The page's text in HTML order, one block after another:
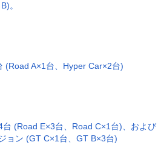
。
(Road A×1台、Hyper Car×2台)
台 (Road E×3台、Road C×1台)、および
ョン (GT C×1台、GT B×3台)